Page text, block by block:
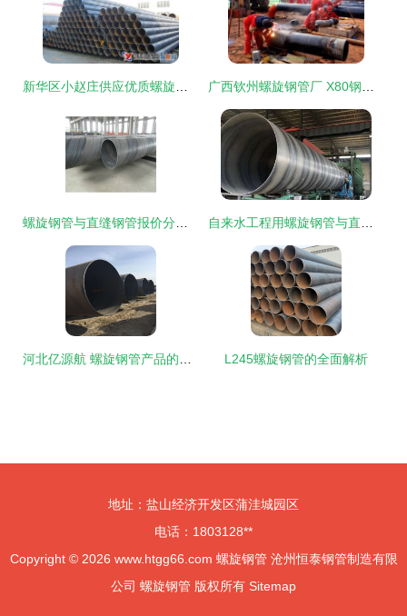
L245螺旋钢管的全面解析
地址：盐山经济开发区蒲洼城园区
电话：1803128**
Copyright © 2026 www.htgg66.com 螺旋钢管 沧州恒泰钢管制造有限
公司 螺旋钢管 版权所有 Sitemap